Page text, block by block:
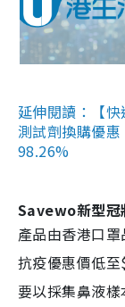
延伸閱讀：【
測試劑換購優
98.26%
Savewo新型冠
產品由香港口罩
抗疫優惠價低
要以採集鼻液